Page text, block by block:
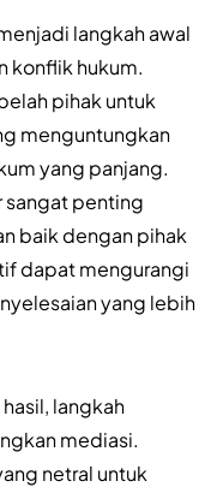
langkah awal
konflik hukum.
pihak untuk
menguntungkan
yang panjang.
sangat penting
baik dengan pihak
dapat mengurangi
yang lebih
langkah
mediasi.
netral untuk